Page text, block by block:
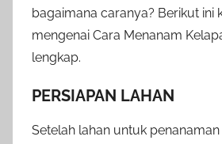
bagaimana caranya? Berikut ini
mengenai Cara Menanam
lengkap.
PERSIAPAN LAHAN
Setelah lahan untuk